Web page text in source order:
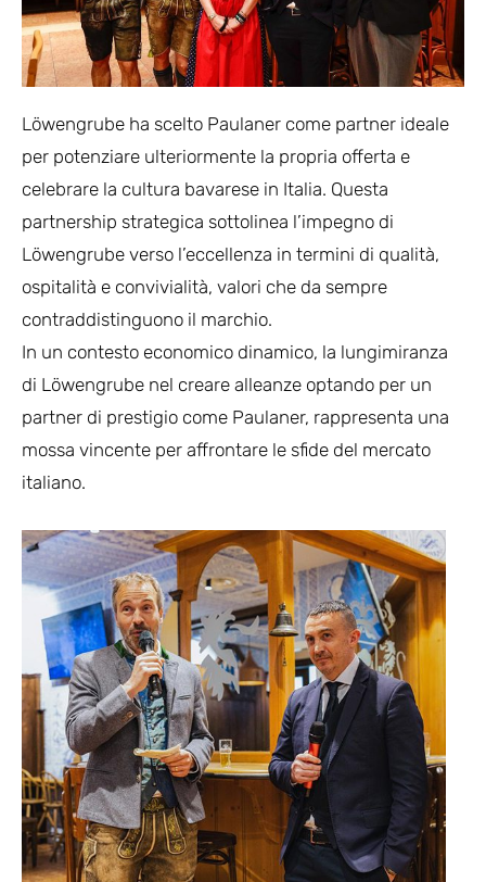
Löwengrube ha scelto Paulaner come partner ideale
per potenziare ulteriormente la propria offerta e
celebrare la cultura bavarese in Italia. Questa
partnership strategica sottolinea l’impegno di
Löwengrube verso l’eccellenza in termini di qualità,
ospitalità e convivialità, valori che da sempre
contraddistinguono il marchio.
In un contesto economico dinamico, la lungimiranza
di Löwengrube nel creare alleanze optando per un
partner di prestigio come Paulaner, rappresenta una
mossa vincente per affrontare le sfide del mercato
italiano.